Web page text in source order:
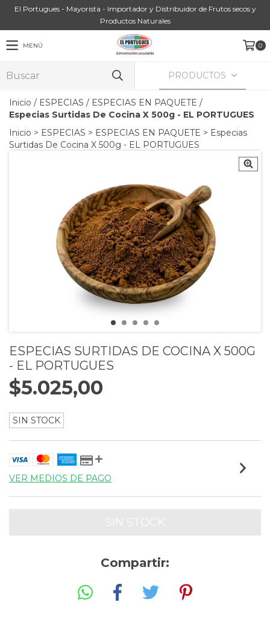
El Portugues - Mayorista - Importador y Distribuidor de Frutos secos y
Productos Naturales
MENÚ 0
PRODUCTOS
Inicio / ESPECIAS / ESPECIAS EN PAQUETE /
Especias Surtidas De Cocina X 500g - EL PORTUGUES
Inicio > ESPECIAS > ESPECIAS EN PAQUETE > Especias
Surtidas De Cocina X 500g - EL PORTUGUES
ESPECIAS SURTIDAS DE COCINA X 500G
- EL PORTUGUES
$5.025,00
SIN STOCK
VER MEDIOS DE PAGO
Compartir: